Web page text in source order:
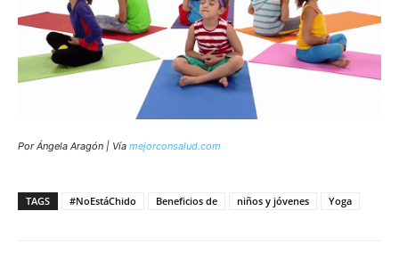
Por Ángela Aragón | Vía mejorconsalud.com
TAGS #NoEstáChido Beneficios de niños y jóvenes Yoga